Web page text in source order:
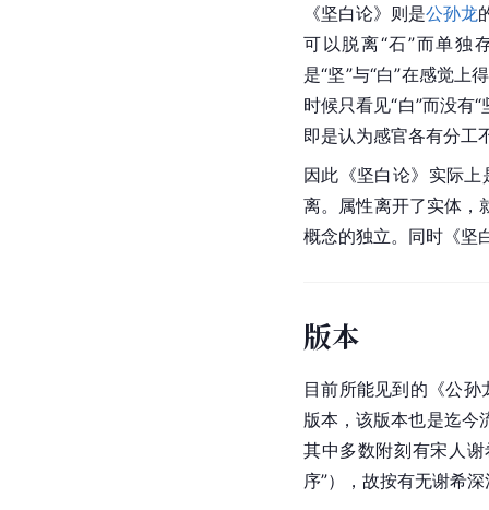
《坚白论》则是公孙龙
可以脱离“石”而单独
是“坚”与“白”在感觉上
时候只看见“白”而没有
即是认为感官各有分工
因此《坚白论》实际
离。属性离开了实体，
概念的独立。同时《坚
版本
目前所能见到的《公孙
版本，该版本也是迄今
其中多数附刻有宋人
序”），故按有无谢希